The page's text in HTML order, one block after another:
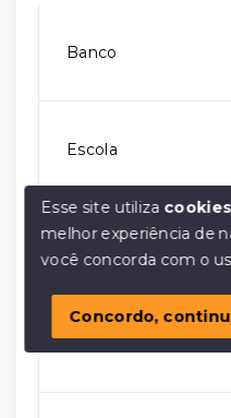
Banco
Escola
Farmácia
Padaria
Esse site utiliza cookies
melhor experiência de
você concorda com o
Concordo,